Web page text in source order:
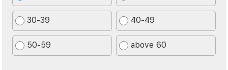
30-39 40-49
50-59 above 60